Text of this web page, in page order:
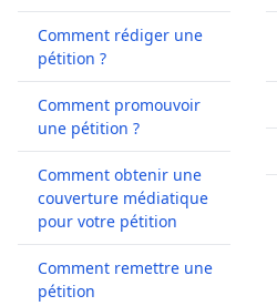
Comment rédiger une
pétition ?
Comment promouvoir
une pétition ?
Comment obtenir une
couverture médiatique
pour votre pétition
Comment remettre une
pétition